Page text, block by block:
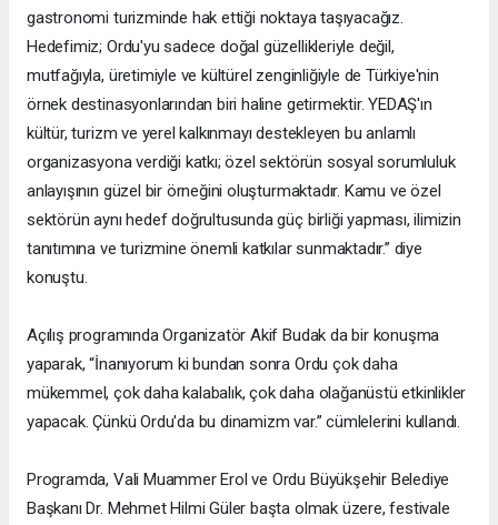
gastronomi turizminde hak ettiği noktaya taşıyacağız.
Hedefimiz; Ordu'yu sadece doğal güzellikleriyle değil,
mutfağıyla, üretimiyle ve kültürel zenginliğiyle de Türkiye'nin
örnek destinasyonlarından biri haline getirmektir. YEDAŞ'ın
kültür, turizm ve yerel kalkınmayı destekleyen bu anlamlı
organizasyona verdiği katkı; özel sektörün sosyal sorumluluk
anlayışının güzel bir örneğini oluşturmaktadır. Kamu ve özel
sektörün aynı hedef doğrultusunda güç birliği yapması, ilimizin
tanıtımına ve turizmine önemli katkılar sunmaktadır.” diye
konuştu.
Açılış programında Organizatör Akif Budak da bir konuşma
yaparak, “İnanıyorum ki bundan sonra Ordu çok daha
mükemmel, çok daha kalabalık, çok daha olağanüstü etkinlikler
yapacak. Çünkü Ordu'da bu dinamizm var.” cümlelerini kullandı.
Programda, Vali Muammer Erol ve Ordu Büyükşehir Belediye
Başkanı Dr. Mehmet Hilmi Güler başta olmak üzere, festivale